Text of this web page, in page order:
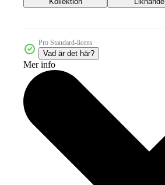
Pro Standard-licens
Vad är det här?
Mer info